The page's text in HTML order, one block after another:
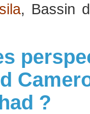
, Bassin
?